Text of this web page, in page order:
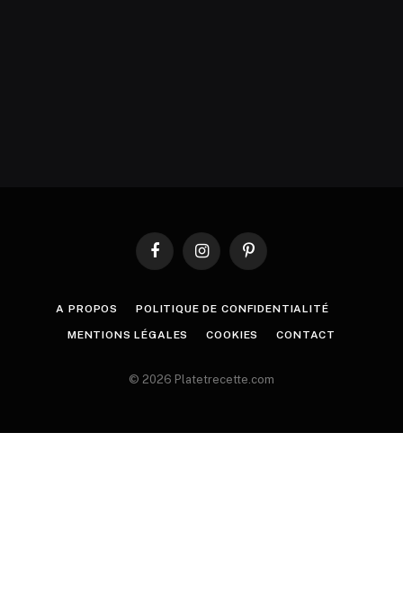
FacebookInstagramPinterest
A PROPOS POLITIQUE DE CONFIDENTIALITÉ
MENTIONS LÉGALES COOKIES CONTACT
© 2026 Platetrecette.com